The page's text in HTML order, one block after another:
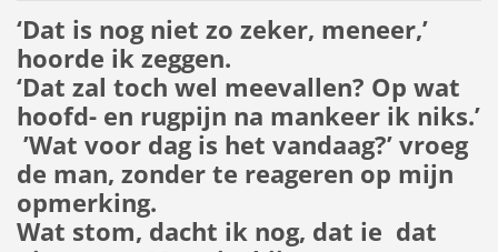
‘Dat is nog niet zo zeker, meneer,’
hoorde ik zeggen.
‘Dat zal toch wel meevallen? Op wat
hoofd- en rugpijn na mankeer ik niks.’
’Wat voor dag is het vandaag?’ vroeg
de man, zonder te reageren op mijn
opmerking.
Wat stom, dacht ik nog, dat ie dat